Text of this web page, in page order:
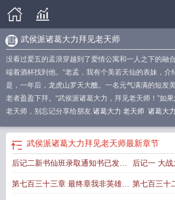
武侯派诸葛大力拜见老天师
没看过爱五的孟浪穿越到了爱情公寓和一人之下的融
端着酒杯找到他。“老孟，我有个美若天仙的表妹，
是，一年后，龙虎山罗天大醮。一名元气满满的短发
老者盈盈下拜。“武侯派诸葛大力，拜见老天师！”如
老天师，别忘记分享给朋友.诸葛大力 老天师 诸葛大
诸葛大力是谁? 诸葛大力成果被入 诸葛大力
频 诸葛大力拜见老天师123
哪一集诸葛大力是谁武侯派诸葛大力拜见老天师
谁诸葛大力念台词诸葛大力lim me 诸葛大力为什
武侯派诸葛大力拜见老天师最新章节
后记二新书仙班录取通知书已发欢
迎捧场
后记一 大战
第七百三十三章 最终章我非英雄别 第七百三十